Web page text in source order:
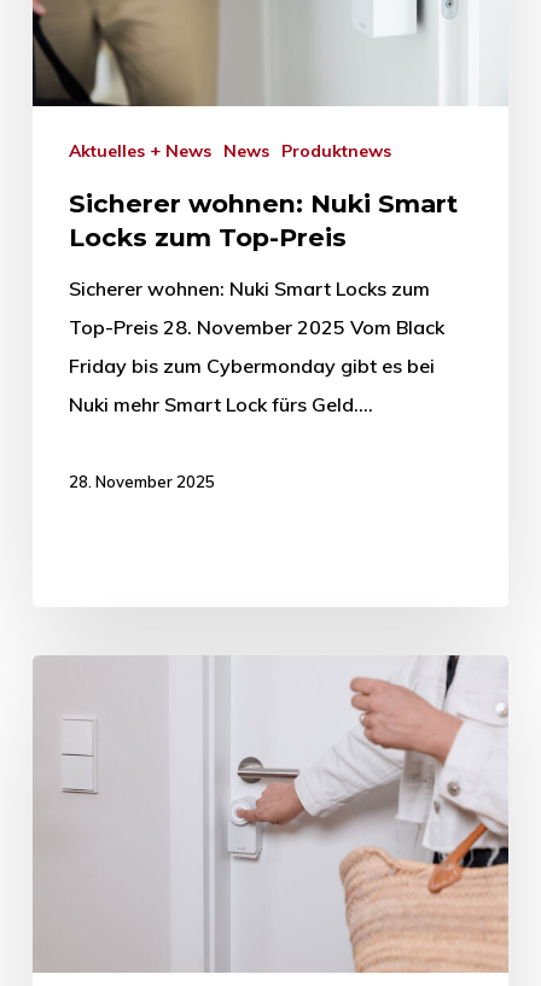
Aktuelles + News News Produktnews
Sicherer wohnen: Nuki Smart
Locks zum Top-Preis
Sicherer wohnen: Nuki Smart Locks zum
Top-Preis 28. November 2025 Vom Black
Friday bis zum Cybermonday gibt es bei
Nuki mehr Smart Lock fürs Geld.…
28. November 2025